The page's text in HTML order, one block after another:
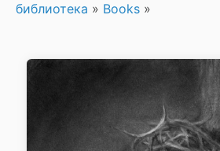
библиотека » Books »